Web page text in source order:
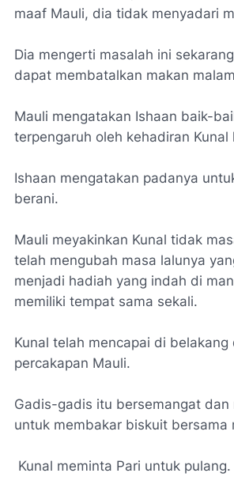
maaf Mauli, dia tidak menyadari
Dia mengerti masalah ini
dapat membatalkan makan
Mauli mengatakan Ishaan baik-
terpengaruh oleh kehadiran Kunal
Ishaan mengatakan padanya
berani.
Mauli meyakinkan Kunal tidak
telah mengubah masa lalunya
menjadi hadiah yang indah di
memiliki tempat sama sekali.
Kunal telah mencapai di
percakapan Mauli.
Gadis-gadis itu bersemangat dan
untuk membakar biskuit bersama
Kunal meminta Pari untuk pulang.